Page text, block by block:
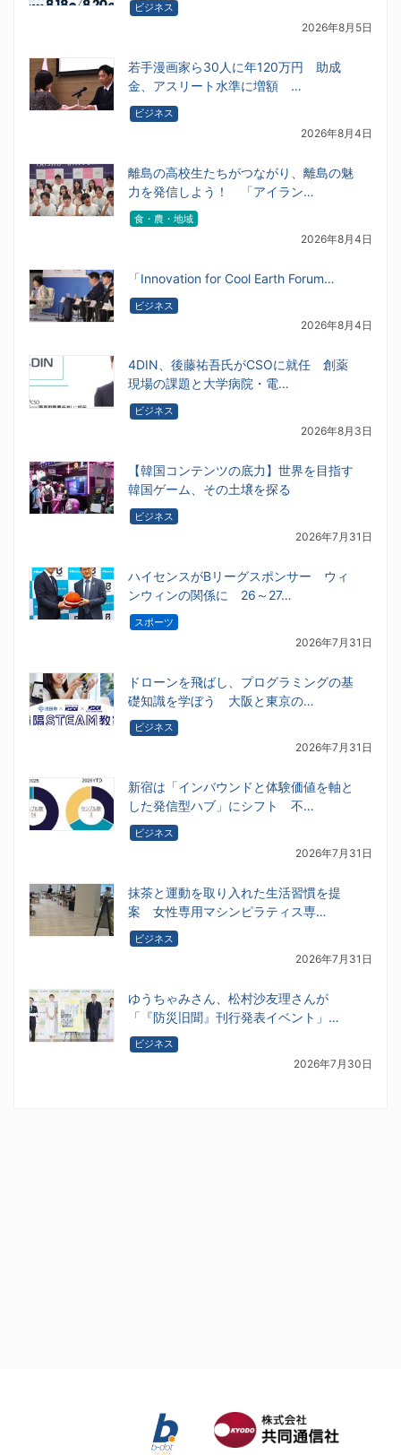
ビジネス
2026年8月5日
若手漫画家ら30人に年120万円 助成
金、アスリート水準に増額 …
ビジネス
2026年8月4日
離島の高校生たちがつながり、離島の魅
力を発信しよう！ 「アイラン…
食・農・地域
2026年8月4日
「Innovation for Cool Earth Forum…
ビジネス
2026年8月4日
4DIN、後藤祐吾氏がCSOに就任 創薬
現場の課題と大学病院・電…
ビジネス
2026年8月3日
【韓国コンテンツの底力】世界を目指す
韓国ゲーム、その土壌を探る
ビジネス
2026年7月31日
ハイセンスがBリーグスポンサー ウィ
ンウィンの関係に 26～27…
スポーツ
2026年7月31日
ドローンを飛ばし、プログラミングの基
礎知識を学ぼう 大阪と東京の…
ビジネス
2026年7月31日
新宿は「インバウンドと体験価値を軸と
した発信型ハブ」にシフト 不…
ビジネス
2026年7月31日
抹茶と運動を取り入れた生活習慣を提
案 女性専用マシンピラティス専…
ビジネス
2026年7月31日
ゆうちゃみさん、松村沙友理さんが
「『防災旧聞』刊行発表イベント」…
ビジネス
2026年7月30日